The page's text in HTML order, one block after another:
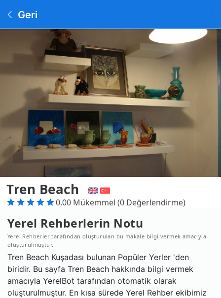
Geri
Tren Beach
0.00 Mükemmel (0 Değerlendirme)
Yerel Rehberlerin Notu
Yerel Rehberler tarafından oluşturulan bu makale bilgi vermek amacıyla
oluşturulmuştur.
Tren Beach Kuşadası bulunan Popüler Yerler 'den
biridir. Bu sayfa Tren Beach hakkında bilgi vermek
amacıyla YerelBot tarafından otomatik olarak
oluşturulmuştur. En kısa sürede Yerel Rehber ekibimiz